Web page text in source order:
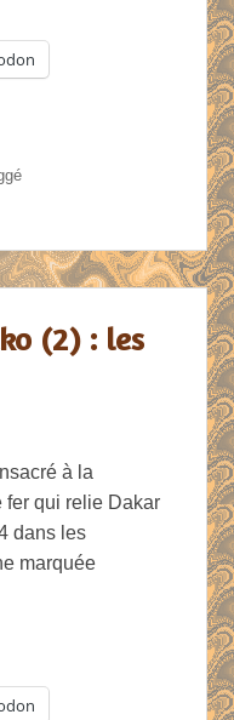
(2) : les
à la
fer qui relie Dakar
dans les
marquée